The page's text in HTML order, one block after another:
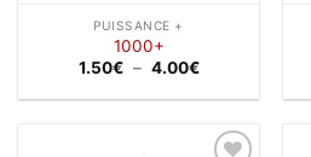
PUISSANCE +
1000+
1.50€ – 4.00€Plage
prix :
4.00€